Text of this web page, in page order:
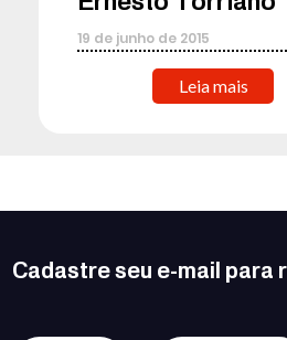
19 de junho de 2015
Leia mais
Cadastre seu e-mail para